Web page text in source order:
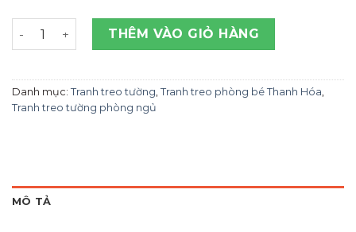
Tranh Treo Tường Các Loại Động Vật Thanh Hóa số
THÊM VÀO GIỎ HÀNG
Danh mục: Tranh treo tường, Tranh treo phòng bé Thanh Hóa,
Tranh treo tường phòng ngủ
MÔ TẢ